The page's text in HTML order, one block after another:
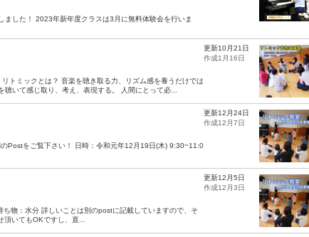
した！ 2023年新年度クラスは3月に無料体験会を行いま
トミックとは？ 音楽を聴き取る力、リズム感を養うだけでは
いて感じ取り、考え、表現する。 人間にとって必...
更新10月21日
作成1月16日
Postをご覧下さい！ 日時：令和元年12月19日(木) 9:30~11:0
更新12月24日
作成12月7日
物：水分 詳しいことは別のpostに記載していますので、そ
いてもOKですし、直...
更新12月5日
作成12月3日